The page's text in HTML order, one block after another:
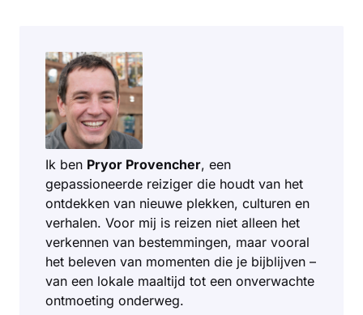
Ik ben Pryor Provencher, een
gepassioneerde reiziger die houdt van het
ontdekken van nieuwe plekken, culturen en
verhalen. Voor mij is reizen niet alleen het
verkennen van bestemmingen, maar vooral
het beleven van momenten die je bijblijven –
van een lokale maaltijd tot een onverwachte
ontmoeting onderweg.